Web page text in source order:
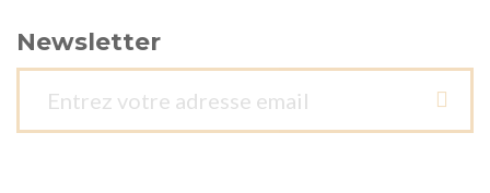
Newsletter